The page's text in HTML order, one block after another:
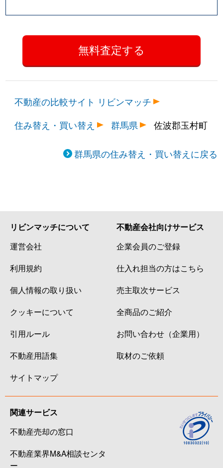
不動産の比較サイト リビンマッチ
住み替え・買い替え
群馬県 佐波郡玉村町
群馬県の住み替え・買い替えに戻る
リビンマッチについて
運営会社
利用規約
個人情報の取り扱い
クッキーについて
引用ルール
不動産用語集
サイトマップ
不動産会社向けサービス
企業会員のご登録
仕入れ担当の方はこちら
売主取次サービス
全商品のご紹介
お問い合わせ（企業用）
取材のご依頼
関連サービス
不動産売却の窓口
不動産業界M&A相談センタ
ー